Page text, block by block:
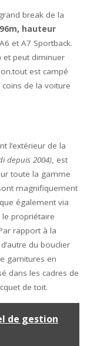
break de la
hauteur
et A7 Sportback.
et peut diminuer
est campé
de la voiture
l’extérieur de la
depuis 2004), est
toute la gamme
magnifiquement
également via
propriétaire
rapport à la
du bouclier
garnitures en
dans les cadres de
de toit.
de gestion